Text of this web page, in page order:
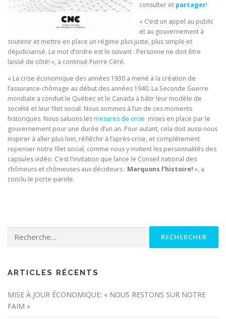
consulter et partager!
« C’est un appel au public
et au gouvernement à
soutenir et mettre en place un régime plus juste, plus simple et
déjudiciarisé. Le mot d’ordre est le suivant : Personne ne doit être
laissé de côté! », a continué Pierre Céré.
« La crise économique des années 1930 a mené à la création de
l’assurance-chômage au début des années 1940. La Seconde Guerre
mondiale a conduit le Québec et le Canada à bâtir leur modèle de
société et leur filet social. Nous sommes à l’un de ces moments
historiques. Nous saluons lesmesures de crise mises en place par le
gouvernement pour une durée d’un an. Pour autant, cela doit aussi nous
inspirer à aller plus loin, réfléchir à l’après-crise, et complètement
repenser notre filet social, comme nous y invitent les personnalités des
capsules vidéo. C’est l’invitation que lance le Conseil national des
chômeurs et chômeuses aux décideurs : Marquons l’histoire! », a
conclu le porte-parole.
ARTICLES RÉCENTS
MISE À JOUR ÉCONOMIQUE: « NOUS RESTONS SUR NOTRE
FAIM »